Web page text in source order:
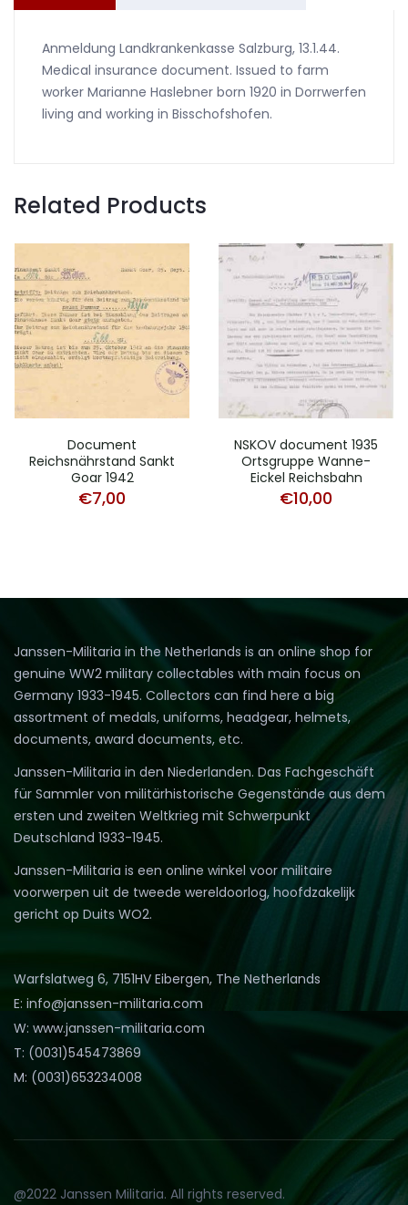
Anmeldung Landkrankenkasse Salzburg, 13.1.44.
Medical insurance document. Issued to farm
worker Marianne Haslebner born 1920 in Dorrwerfen
living and working in Bisschofshofen.
Related Products
Document
Reichsnährstand Sankt
Goar 1942
€7,00
NSKOV document 1935
Ortsgruppe Wanne-
Eickel Reichsbahn
€10,00
Janssen-Militaria in the Netherlands is an online shop for
genuine WW2 military collectables with main focus on
Germany 1933-1945. Collectors can find here a big
assortment of medals, uniforms, headgear, helmets,
documents, award documents, etc.
Janssen-Militaria in den Niederlanden. Das Fachgeschäft
für Sammler von militärhistorische Gegenstände aus dem
ersten und zweiten Weltkrieg mit Schwerpunkt
Deutschland 1933-1945.
Janssen-Militaria is een online winkel voor militaire
voorwerpen uit de tweede wereldoorlog, hoofdzakelijk
gericht op Duits WO2.
Warfslatweg 6, 7151HV Eibergen, The Netherlands
E: info@janssen-militaria.com
W: www.janssen-militaria.com
T: (0031)545473869
M: (0031)653234008
@2022 Janssen Militaria. All rights reserved.